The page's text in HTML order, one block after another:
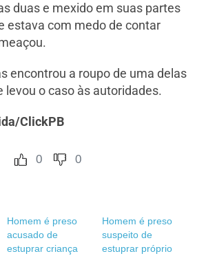
duas e mexido em suas partes
estava com medo de contar
encontrou a roupo de uma delas
levou o caso às autoridades.
ClickPB
0 0
Homem é preso
acusado de
estuprar criança
Homem é preso
suspeito de
estuprar próprio